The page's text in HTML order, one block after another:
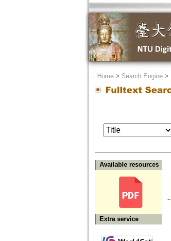
． Home> Search Engine>
Available resources
Extra service